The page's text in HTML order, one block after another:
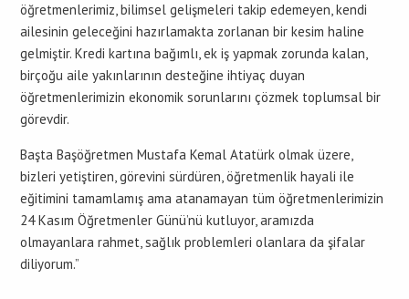
öğretmenlerimiz, bilimsel gelişmeleri takip edemeyen, kendi
ailesinin geleceğini hazırlamakta zorlanan bir kesim haline
gelmiştir. Kredi kartına bağımlı, ek iş yapmak zorunda kalan,
birçoğu aile yakınlarının desteğine ihtiyaç duyan
öğretmenlerimizin ekonomik sorunlarını çözmek toplumsal bir
görevdir.
Başta Başöğretmen Mustafa Kemal Atatürk olmak üzere,
bizleri yetiştiren, görevini sürdüren, öğretmenlik hayali ile
eğitimini tamamlamış ama atanamayan tüm öğretmenlerimizin
24 Kasım Öğretmenler Günü’nü kutluyor, aramızda
olmayanlara rahmet, sağlık problemleri olanlara da şifalar
diliyorum.”